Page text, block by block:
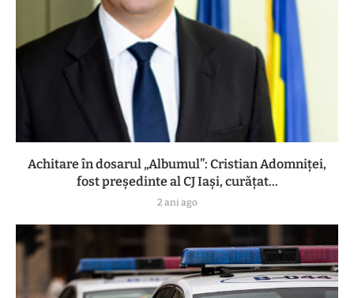
Achitare în dosarul „Albumul”: Cristian Adomniţei,
fost preşedinte al CJ Iaşi, curăţat...
2 ani ago